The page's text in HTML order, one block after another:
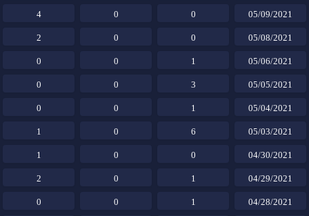
05/09/2021
0
0
4
05/08/2021
0
0
2
05/06/2021
1
0
0
05/05/2021
3
0
0
05/04/2021
1
0
0
05/03/2021
6
0
1
04/30/2021
0
0
1
04/29/2021
1
0
2
04/28/2021
1
0
0